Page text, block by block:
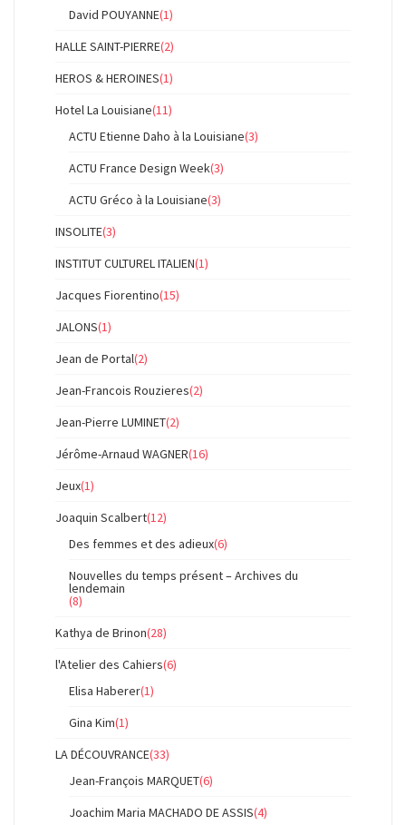
David POUYANNE(1)
HALLE SAINT-PIERRE(2)
HEROS & HEROINES(1)
Hotel La Louisiane(11)
ACTU Etienne Daho à la Louisiane(3)
ACTU France Design Week(3)
ACTU Gréco à la Louisiane(3)
INSOLITE(3)
INSTITUT CULTUREL ITALIEN(1)
Jacques Fiorentino(15)
JALONS(1)
Jean de Portal(2)
Jean-Francois Rouzieres(2)
Jean-Pierre LUMINET(2)
Jérôme-Arnaud WAGNER(16)
Jeux(1)
Joaquin Scalbert(12)
Des femmes et des adieux(6)
Nouvelles du temps présent – Archives du
lendemain
(8)
Kathya de Brinon(28)
l'Atelier des Cahiers(6)
Elisa Haberer(1)
Gina Kim(1)
LA DÉCOUVRANCE(33)
Jean-François MARQUET(6)
Joachim Maria MACHADO DE ASSIS(4)